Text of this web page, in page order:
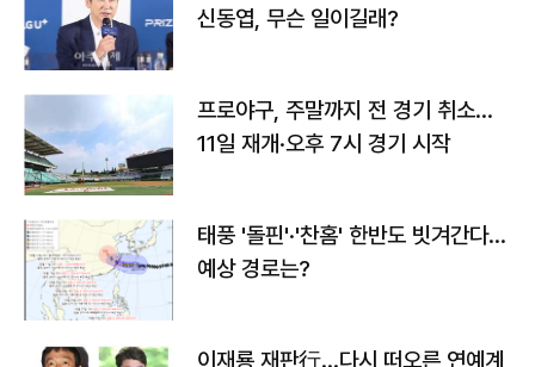
신동엽, 무슨 일이길래?
프로야구, 주말까지 전 경기 취소…
11일 재개·오후 7시 경기 시작
태풍 '돌핀'·'찬홈' 한반도 빗겨간다…
예상 경로는?
이재룡 재판行…다시 떠오른 연예계